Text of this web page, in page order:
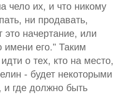
чело их, и что никому
ни продавать,
это начертание, или
имени его." Таким
о тех, кто на место,
- будет некоторыми
и где должно быть